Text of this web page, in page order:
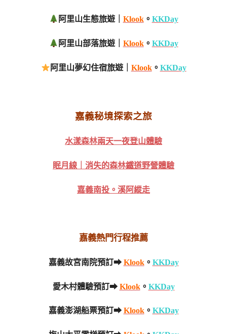
阿里山生態旅遊｜ Klook。 KKDay
阿里山部落旅遊｜ Klook。 KKDay
阿里山夢幻住宿旅遊｜ Klook。 KKDay
嘉義秘境探索之旅
水漾森林兩天一夜登山體驗
眠月線｜消失的森林鐵道野營體驗
嘉義南投。溪阿縱走
嘉義熱門行程推薦
嘉義故宮南院預訂➡ Klook。 KKDay
愛木村體驗預訂➡ Klook。 KKDay
嘉義澎湖船票預訂➡ Klook。 KKDay